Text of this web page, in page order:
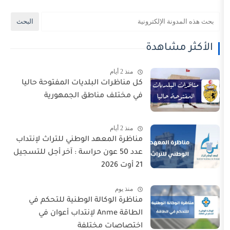
منذ 2 أيام
كل مناظرات البلديات المفتوحة حاليا
في مختلف مناطق الجمهورية
مناظرة المعهد الوطني للتراث لإنتداب
عدد 50 عون حراسة : آخر أجل للتسجيل
21 أوت 2026
منذ يوم
مناظرة الوكالة الوطنية للتحكم في
الطاقة Anme لإنتداب أعوان في
اختصاصات مختلفة